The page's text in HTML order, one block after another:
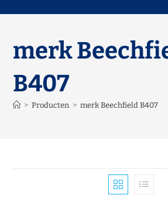
merk
B407
> Producten > merk Beechfield B407